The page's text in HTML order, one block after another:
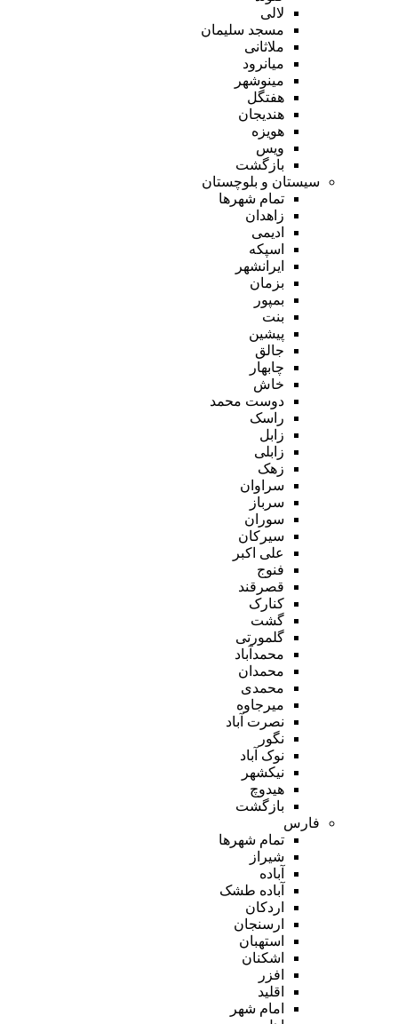
لالی
مسجد سلیمان
ملاثانی
میانرود
مینوشهر
هفتگل
هندیجان
هویزه
ویس
بازگشت
سیستان و بلوچستان
تمام شهر‌ها
زاهدان
ادیمی
اسپکه
ایرانشهر
بزمان
بمپور
بنت
پیشین
جالق
چابهار
خاش
دوست محمد
راسک
زابل
زابلی
زهک
سراوان
سرباز
سوران
سیرکان
علی اکبر
فنوج
قصرقند
کنارک
گشت
گلمورتی
محمدآباد
محمدان
محمدی
میرجاوه
نصرت آباد
نگور
نوک آباد
نیکشهر
هیدوچ
بازگشت
فارس
تمام شهر‌ها
شیراز
آباده
آباده طشک
اردکان
ارسنجان
استهبان
اشکنان
افزر
اقلید
امام شهر